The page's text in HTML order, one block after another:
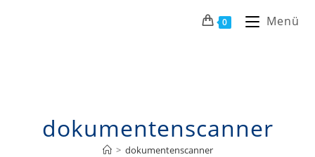
0 Menü
dokumentenscanner
> dokumentenscanner